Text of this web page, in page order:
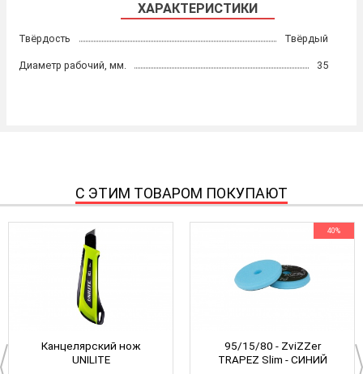
ХАРАКТЕРИСТИКИ
Твёрдость Твёрдый
Диаметр рабочий, мм. 35
С ЭТИМ ТОВАРОМ ПОКУПАЮТ
Канцелярский нож
UNILITE
40%
95/15/80 - ZviZZer
TRAPEZ Slim - СИНИЙ